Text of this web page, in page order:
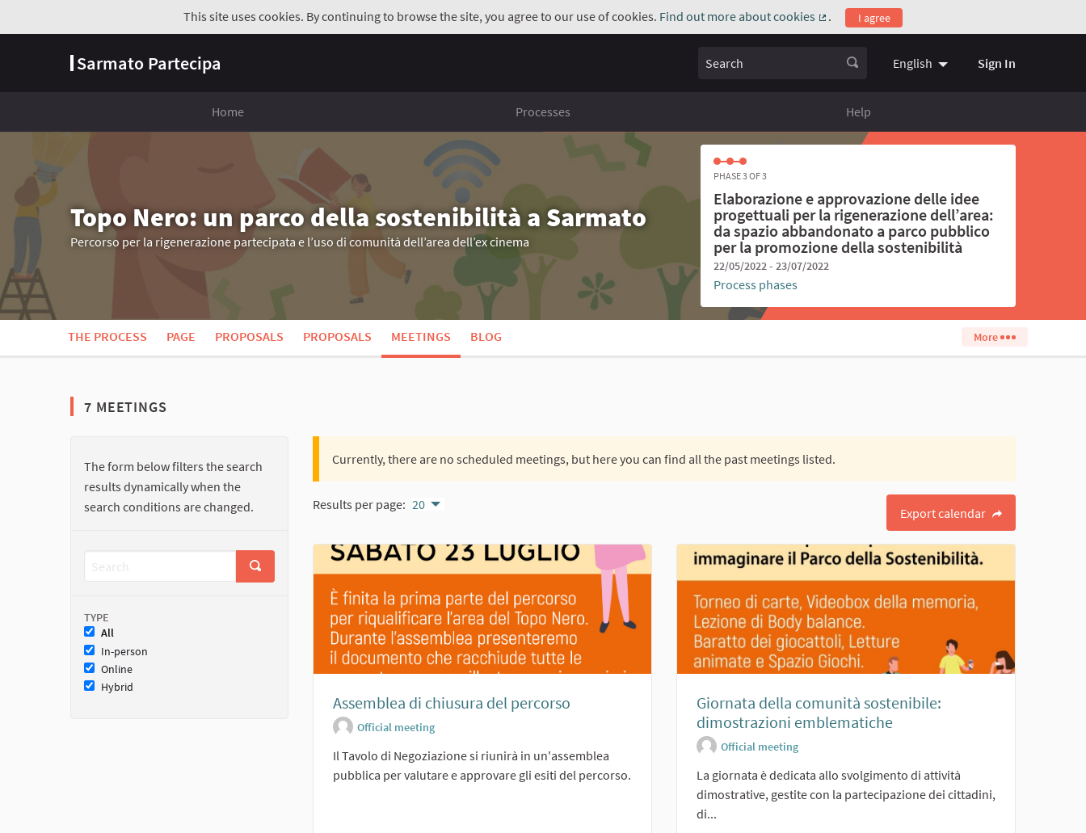
This site uses cookies. By continuing to browse the site, you agree to our use of cookies. Find out more about cookies
(External link)
. I agree
Sarmato Partecipa Search English Choose language
Sign In
Home Processes Help
Topo Nero: un parco della sostenibilità a Sarmato
Percorso per la rigenerazione partecipata e l’uso di comunità dell’area dell’ex cinema
PHASE 3 OF 3
Elaborazione e approvazione delle idee
progettuali per la rigenerazione dell’area:
da spazio abbandonato a parco pubblico
per la promozione della sostenibilità
22/05/2022 - 23/07/2022
Process phases
THE PROCESS PAGE PROPOSALS PROPOSALS MEETINGS BLOG More
7 MEETINGS
The form below filters the search
results dynamically when the
search conditions are changed.
TYPE
All
In-person
Online
Hybrid
Currently, there are no scheduled meetings, but here you can find all the past meetings listed.
Results per page: 20
Export calendar
Assemblea di chiusura del percorso
Official meeting
Il Tavolo di Negoziazione si riunirà in un'assemblea
pubblica per valutare e approvare gli esiti del percorso.
Giornata della comunità sostenibile:
dimostrazioni emblematiche
Official meeting
La giornata è dedicata allo svolgimento di attività
dimostrative, gestite con la partecipazione dei cittadini,
di...